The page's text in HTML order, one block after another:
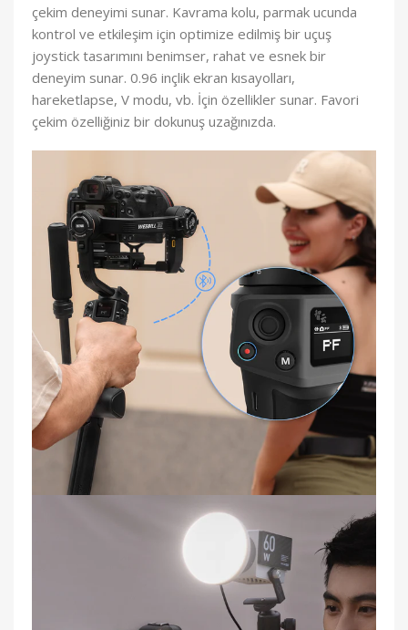
çekim deneyimi sunar. Kavrama kolu, parmak ucunda
kontrol ve etkileşim için optimize edilmiş bir uçuş
joystick tasarımını benimser, rahat ve esnek bir
deneyim sunar. 0.96 inçlik ekran kısayolları,
hareketlapse, V modu, vb. İçin özellikler sunar. Favori
çekim özelliğiniz bir dokunuş uzağınızda.